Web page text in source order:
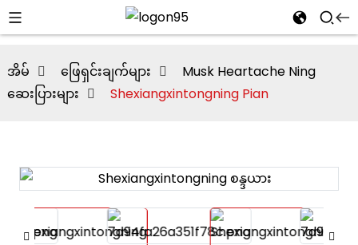
အိမ် ဖြေရှင်းချက်များ
Musk Heartache Ning
ဆေးပြားများ
Shexiangxintongning Pian